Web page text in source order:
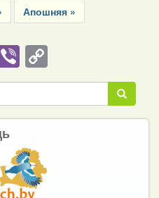
Last
page
Апошняя »
ViberCopy
Link Пошук
Пошук